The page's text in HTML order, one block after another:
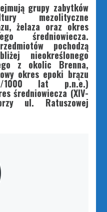
grupy zabytków
mezolityczne
żelaza oraz okres
średniowiecza.
pochodzą
nieokreślonego
z okolic Brenna,
okres epoki brązu
1000 lat p.n.e.)
średniowiecza (XIV-
ul. Ratuszowej